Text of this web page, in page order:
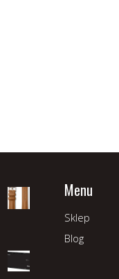
Menu
Sklep
Blog